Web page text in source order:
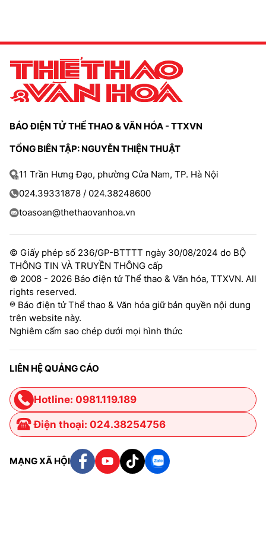
BÁO ĐIỆN TỬ THỂ THAO & VĂN HÓA - TTXVN
TỔNG BIÊN TẬP: NGUYỄN THIỆN THUẬT
11 Trần Hưng Đạo, phường Cửa Nam, TP. Hà Nội
024.39331878 / 024.38248600
toasoan@thethaovanhoa.vn
© Giấy phép số 236/GP-BTTTT ngày 30/08/2024 do BỘ
THÔNG TIN VÀ TRUYỀN THÔNG cấp
© 2008 - 2026 Báo điện tử Thể thao & Văn hóa, TTXVN. All
rights reserved.
® Báo điện tử Thể thao & Văn hóa giữ bản quyền nội dung
trên website này.
Nghiêm cấm sao chép dưới mọi hình thức
LIÊN HỆ QUẢNG CÁO
Hotline: 0981.119.189
Điện thoại: 024.38254756
MẠNG XÃ HỘI